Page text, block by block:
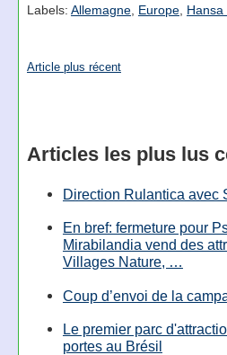
Labels: Allemagne, Europe, Hansa
Article plus récent
Articles les plus lus
Direction Rulantica avec
En bref: fermeture pour
Mirabilandia vend des
Villages Nature, …
Coup d’envoi de la
Le premier parc
portes au Brésil